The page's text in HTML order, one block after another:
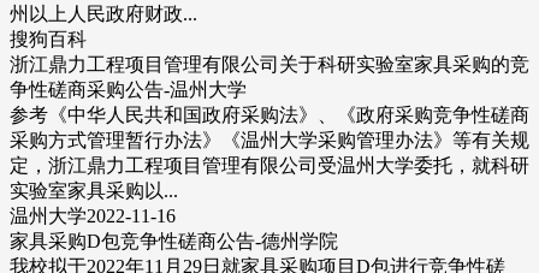
州以上人民政府财政...
搜狗百科
浙江鼎力工程项目管理有限公司关于科研实验室家具采购的竞
争性磋商采购公告-温州大学
参考《中华人民共和国政府采购法》、《政府采购竞争性磋商
采购方式管理暂行办法》《温州大学采购管理办法》等有关规
定，浙江鼎力工程项目管理有限公司受温州大学委托，就科研
实验室家具采购以...
温州大学2022-11-16
家具采购D包竞争性磋商公告-德州学院
我校拟于2022年11月29日就家具采购项目D包进行竞争性磋